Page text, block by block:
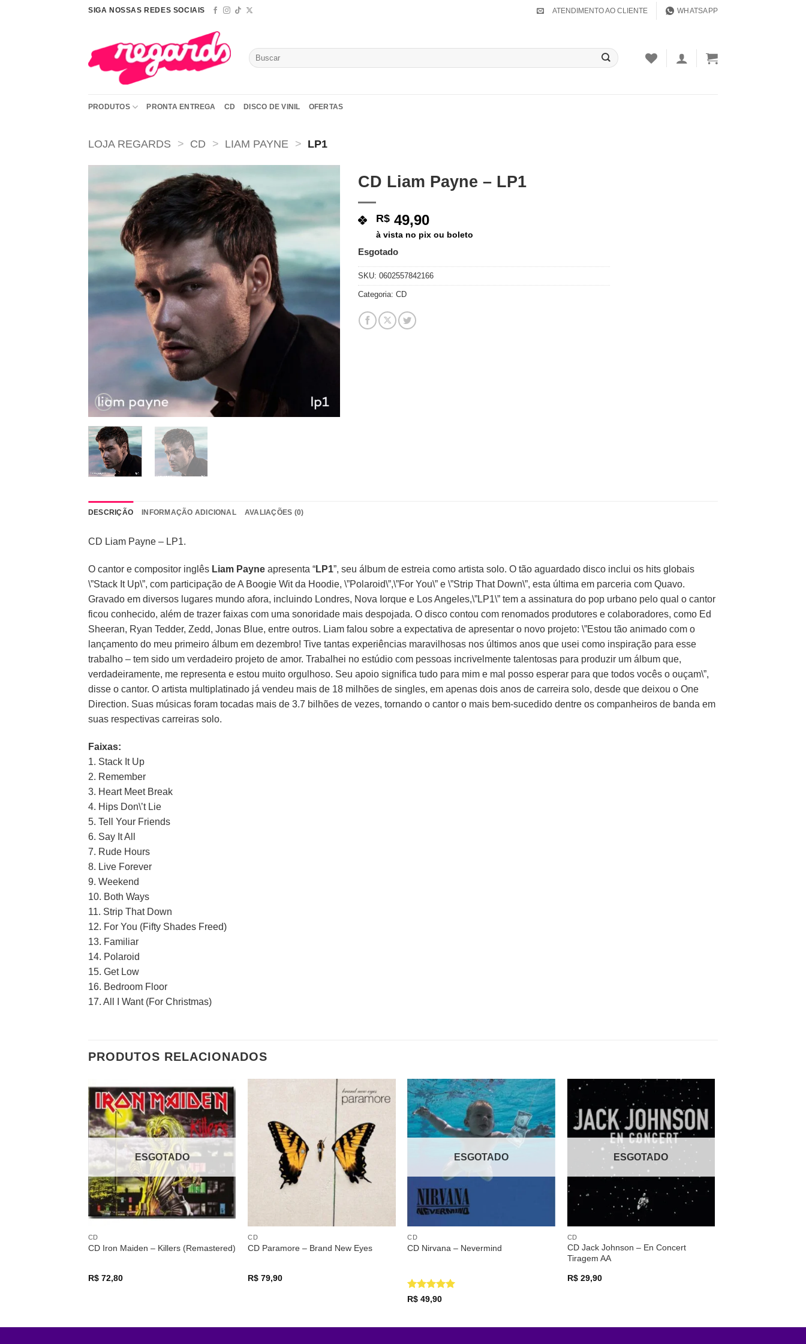
SIGA NOSSAS REDES SOCIAIS ATENDIMENTO AO CLIENTE WHATSAPP
Pesquisar
por:
PRODUTOS PRONTA ENTREGA CD DISCO DE VINIL OFERTAS
LOJA REGARDS > CD > LIAM PAYNE > LP1
Adicionar
a lista de
desejos
CD Liam Payne – LP1
R$ 49,90
à vista no pix ou boleto
Esgotado
SKU: 0602557842166
Categoria: CD
DESCRIÇÃO INFORMAÇÃO ADICIONAL AVALIAÇÕES (0)
CD Liam Payne – LP1.
O cantor e compositor inglês Liam Payne apresenta “LP1”, seu álbum de estreia como artista solo. O tão aguardado disco inclui os hits globais
\”Stack It Up\”, com participação de A Boogie Wit da Hoodie, \”Polaroid\”,\”For You\” e \”Strip That Down\”, esta última em parceria com Quavo.
Gravado em diversos lugares mundo afora, incluindo Londres, Nova Iorque e Los Angeles,\”LP1\” tem a assinatura do pop urbano pelo qual o cantor
ficou conhecido, além de trazer faixas com uma sonoridade mais despojada. O disco contou com renomados produtores e colaboradores, como Ed
Sheeran, Ryan Tedder, Zedd, Jonas Blue, entre outros. Liam falou sobre a expectativa de apresentar o novo projeto: \”Estou tão animado com o
lançamento do meu primeiro álbum em dezembro! Tive tantas experiências maravilhosas nos últimos anos que usei como inspiração para esse
trabalho – tem sido um verdadeiro projeto de amor. Trabalhei no estúdio com pessoas incrivelmente talentosas para produzir um álbum que,
verdadeiramente, me representa e estou muito orgulhoso. Seu apoio significa tudo para mim e mal posso esperar para que todos vocês o ouçam\”,
disse o cantor. O artista multiplatinado já vendeu mais de 18 milhões de singles, em apenas dois anos de carreira solo, desde que deixou o One
Direction. Suas músicas foram tocadas mais de 3.7 bilhões de vezes, tornando o cantor o mais bem-sucedido dentre os companheiros de banda em
suas respectivas carreiras solo.
Faixas:
1. Stack It Up
2. Remember
3. Heart Meet Break
4. Hips Don\’t Lie
5. Tell Your Friends
6. Say It All
7. Rude Hours
8. Live Forever
9. Weekend
10. Both Ways
11. Strip That Down
12. For You (Fifty Shades Freed)
13. Familiar
14. Polaroid
15. Get Low
16. Bedroom Floor
17. All I Want (For Christmas)
PRODUTOS RELACIONADOS
Adicionar
a lista de
desejos
ESGOTADO
CD
CD Iron Maiden – Killers (Remastered)
R$72,80
desejos
CD
CD Paramore – Brand New Eyes
R$ 79,90
Adicionar
a lista de
desejos
ESGOTADO
CD
CD Nirvana – Nevermind
Avaliação
R$ 49,90
Adicionar
a lista de
desejos
ESGOTADO
CD
CD Jack Johnson – En Concert
Tiragem AA
R$29,90